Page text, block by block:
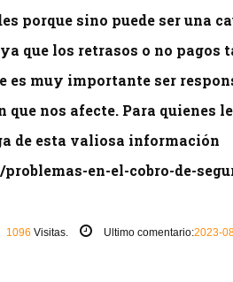
porque sino puede ser una
que los retrasos o no pagos
es muy importante ser
nos afecte. Para quienes
de esta valiosa información
en-el-cobro-de-
1096 Visitas. Ultimo comentario:2023-